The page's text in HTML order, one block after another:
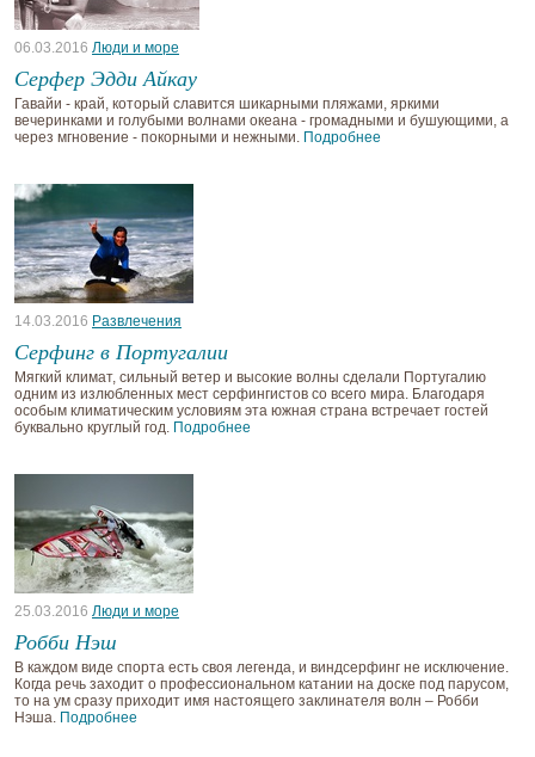
06.03.2016 Люди и море
Серфер Эдди Айкау
Гавайи - край, который славится шикарными пляжами, яркими
вечеринками и голубыми волнами океана - громадными и бушующими, а
через мгновение - покорными и нежными. Подробнее
14.03.2016 Развлечения
Серфинг в Португалии
Мягкий климат, сильный ветер и высокие волны сделали Португалию
одним из излюбленных мест серфингистов со всего мира. Благодаря
особым климатическим условиям эта южная страна встречает гостей
буквально круглый год. Подробнее
25.03.2016 Люди и море
Робби Нэш
В каждом виде спорта есть своя легенда, и виндсерфинг не исключение.
Когда речь заходит о профессиональном катании на доске под парусом,
то на ум сразу приходит имя настоящего заклинателя волн – Робби
Нэша. Подробнее